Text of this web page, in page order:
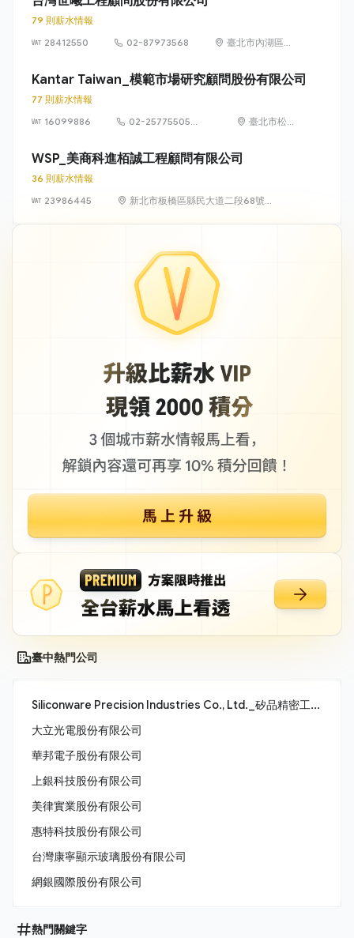
79 則薪水情報
28412550
02-87973568
臺北市內湖區湖
號
Kantar Taiwan_模範市場研究顧問股份有限公司
77 則薪水情報
16099886
02-25775505
臺北市松山
WSP_美商科進栢誠工程顧問有限公司
36 則薪水情報
23986445
新北市板橋區縣民大道二段68號
臺中熱門公司
Siliconware Precision Industries Co., Ltd._矽品精密工業股份有限公司
大立光電股份有限公司
華邦電子股份有限公司
上銀科技股份有限公司
美律實業股份有限公司
惠特科技股份有限公司
台灣康寧顯示玻璃股份有限公司
網銀國際股份有限公司
熱門關鍵字